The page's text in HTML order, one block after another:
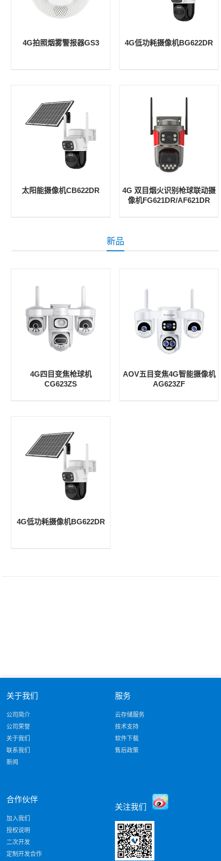
4G拍照烟雾警报器GS3 4G低功耗摄像机BG622DR
太阳能摄像机CB622DR
4G 双目烟火识别枪球联动摄
像机FG621DR/AF621DR
新品
4G四目变焦枪球机
CG623ZS
AOV五目变焦4G智能摄像机
AG623ZF
4G低功耗摄像机BG622DR
关于我们
公司简介
公司荣誉
关于我们
联系我们
新闻
服务
云存储服务
技术支持
软件下载
售后政策
合作伙伴
加入我们
授权说明
二次开发
定制开发合作
关注我们